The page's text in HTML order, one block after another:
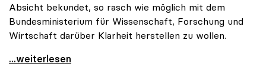
Absicht bekundet, so rasch wie möglich mit dem
Bundesministerium für Wissenschaft, Forschung und
Wirtschaft darüber Klarheit herstellen zu wollen.
uniko: Rätselraten über Vorschläge für
...weiterlesen